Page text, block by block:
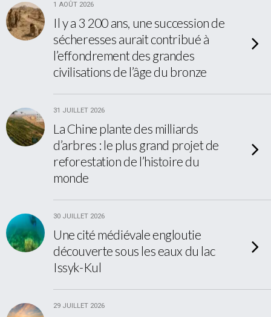
1 AOÛT 2026
Il y a 3 200 ans, une succession de
sécheresses aurait contribué à
l’effondrement des grandes
civilisations de l’âge du bronze
31 JUILLET 2026
La Chine plante des milliards
d’arbres : le plus grand projet de
reforestation de l’histoire du
monde
30 JUILLET 2026
Une cité médiévale engloutie
découverte sous les eaux du lac
Issyk-Kul
29 JUILLET 2026